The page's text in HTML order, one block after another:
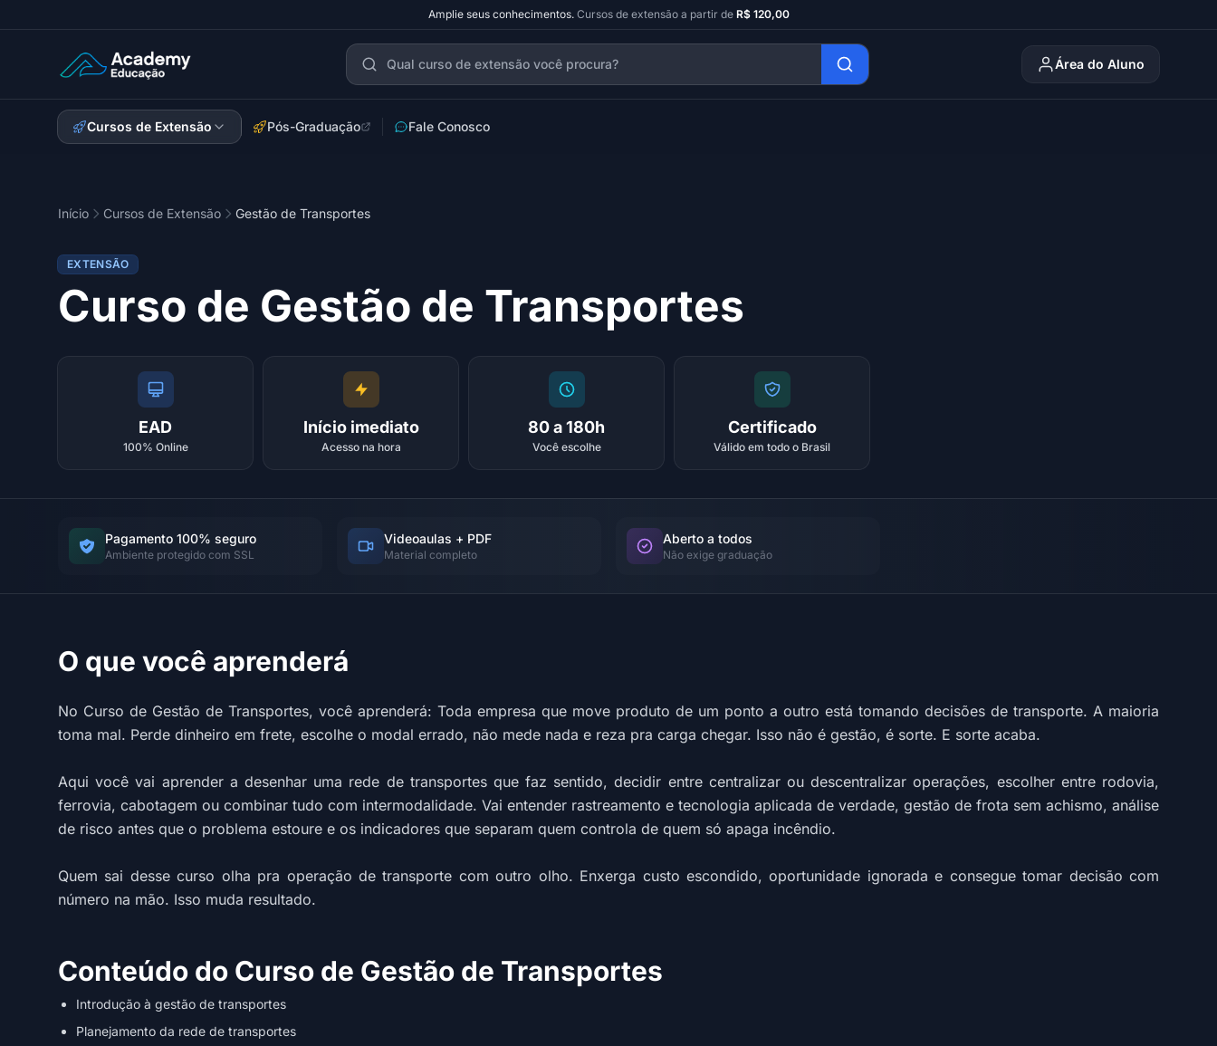
Amplie seus conhecimentos. Cursos de extensão a partir de R$ 120,00
Academy Extensão
Área do Aluno
Cursos de Extensão Pós-Graduação Fale Conosco
Início Cursos de Extensão Gestão de Transportes
EXTENSÃO
Curso de Gestão de Transportes
EAD
100% Online
Início imediato
Acesso na hora
80 a 180h
Você escolhe
Certificado
Válido em todo o Brasil
Pagamento 100% seguro
Ambiente protegido com SSL
Videoaulas + PDF
Material completo
Aberto a todos
Não exige graduação
O que você aprenderá
No Curso de Gestão de Transportes, você aprenderá: Toda empresa que move produto de um ponto a outro está tomando decisões de transporte. A maioria
toma mal. Perde dinheiro em frete, escolhe o modal errado, não mede nada e reza pra carga chegar. Isso não é gestão, é sorte. E sorte acaba.
Aqui você vai aprender a desenhar uma rede de transportes que faz sentido, decidir entre centralizar ou descentralizar operações, escolher entre rodovia,
ferrovia, cabotagem ou combinar tudo com intermodalidade. Vai entender rastreamento e tecnologia aplicada de verdade, gestão de frota sem achismo, análise
de risco antes que o problema estoure e os indicadores que separam quem controla de quem só apaga incêndio.
Quem sai desse curso olha pra operação de transporte com outro olho. Enxerga custo escondido, oportunidade ignorada e consegue tomar decisão com
número na mão. Isso muda resultado.
Conteúdo do Curso de Gestão de Transportes
Introdução à gestão de transportes
Planejamento da rede de transportes